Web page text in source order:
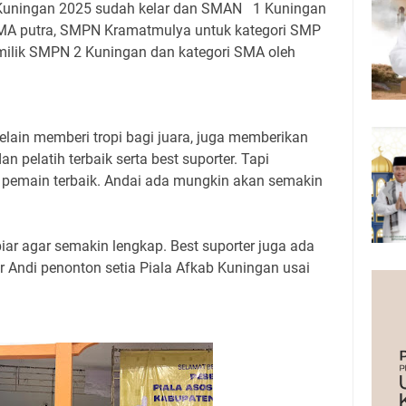
2025 sudah kelar dan SMAN 1 Kuningan
putra, SMPN Kramatmulya untuk kategori SMP
SMPN 2 Kuningan dan kategori SMA oleh
memberi tropi bagi juara, juga memberikan
pelatih terbaik serta best suporter. Tapi
terbaik. Andai ada mungkin akan semakin
agar semakin lengkap. Best suporter juga ada
Andi penonton setia Piala Afkab Kuningan usai